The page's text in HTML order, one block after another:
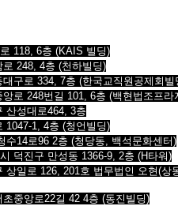
118, 6층 (KAIS 빌딩)
248, 4층 (천하빌딩)
구로 334, 7층 (한국교직원공제회빌
로 248번길 101, 6층 (백현법조프라
산성대로464, 3층
1047-1, 4층 (청언빌딩)
수14로96 2층 (청당동, 백석문화센터)
덕진구 만성동 1366-9, 2층 (H타워)
상일로 126, 201호 법무법인 오현(상
중앙로22길 42 4층 (동진빌딩)